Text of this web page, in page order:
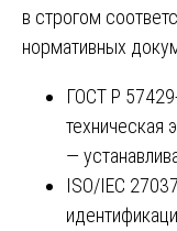
в строгом
нормативных
ГОСТ Р
техническая
—
ISO/IEC